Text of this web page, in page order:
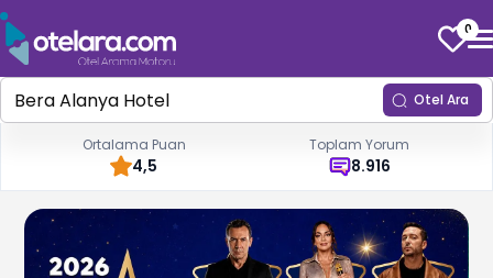
0
Otel Ara
Ortalama Puan
4,5
Toplam Yorum
8.916